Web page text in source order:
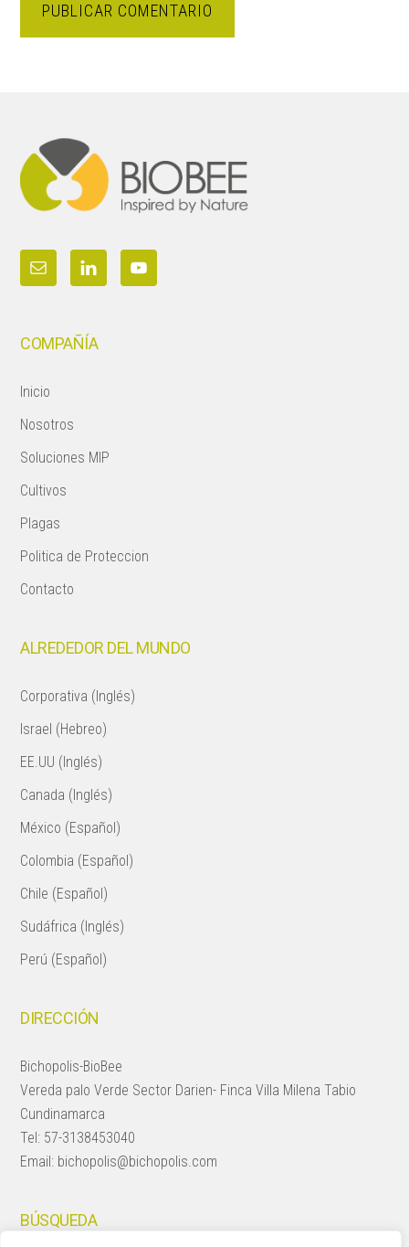
COMPAÑÍA
Inicio
Nosotros
Soluciones MIP
Cultivos
Plagas
Politica de Proteccion
Contacto
ALREDEDOR DEL MUNDO
Corporativa (Inglés)
Israel (Hebreo)
EE.UU (Inglés)
Canada (Inglés)
México (Español)
Colombia (Español)
Chile (Español)
Sudáfrica (Inglés)
Perú (Español)
DIRECCIÓN
Bichopolis-BioBee
Vereda palo Verde Sector Darien- Finca Villa Milena Tabio
Cundinamarca
Tel: 57-3138453040
Email: bichopolis@bichopolis.com
BÚSQUEDA